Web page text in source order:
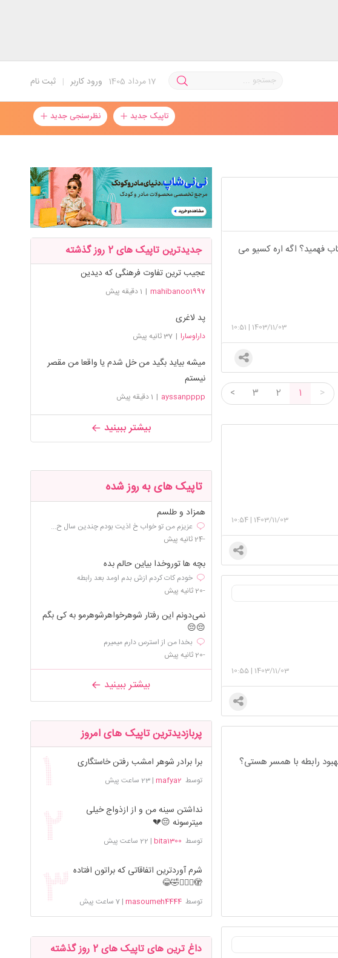
ثبت نام | ورود کاربر 17مرداد 1405
تاپیک جدید نظرسنجی جدید
فهمید؟ اگه اره کسیو می
1403/11/03
|
10:51
>
1
2
3
<
1403/11/03
|
10:54
1403/11/03
|
10:55
رابطه با همسر هستی؟
جدیدترین تاپیک های 2 روز گذشته
عجیب ترین تفاوت فرهنگی که دیدین
mahibanoo1997
| 1 دقیقه پیش
پد لاغری
داراوسارا | 37 ثانیه پیش
میشه بیاید بگید من خل شدم یا واقعا من مقصر
نیستم
ayssanpppp
| 1 دقیقه پیش
بیشتر ببینید
تاپیک های به روز شده
همزاد و طلسم
عزیزم من تو خواب خ اذیت بودم چندین سال ح...
-24 ثانیه پیش
بچه ها توروخدا بیاین حالم بده
خودم کات کردم ازش بدم اومد بعد رابطه
-20 ثانیه پیش
نمی‌دونم این رفتار شوهرخواهرشوهرمو به کی بگم
😔😔
بخدا من از استرس دارم میمیرم
-20 ثانیه پیش
بیشتر ببینید
پربازدیدترین تاپیک های امروز
برا برادر شوهر امشب رفتن خاستگاری
توسط mafya2
|23 ساعت پیش
نداشتن سینه من و از ازذواج خیلی
میترسونه 😔💔
توسط bita1300
| 22 ساعت پیش
شرم آوردترین اتفاقاتی که براتون افتاده
🫣🤦🏻‍♀️🤣😂
توسطmasoumeh4444
|7 ساعت پیش
داغ ترین های تاپیک های 2 روز گذشته